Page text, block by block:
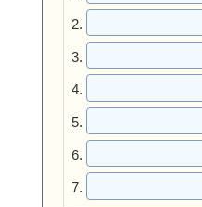
2.
3.
4.
5.
6.
7.